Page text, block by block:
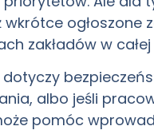
ogłoszone
zakładów w całej
albo jeśli
pomóc